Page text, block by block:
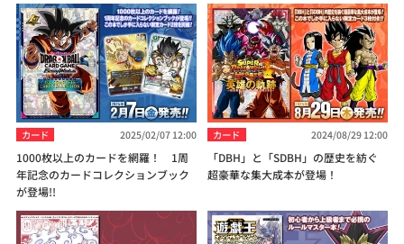
カード 2025/02/07 12:00
1000枚以上のカードを網羅！ 1周
年記念のカードコレクションブック
が登場!!
カード 2024/08/29 12:00
「DBH」と「SDBH」の歴史を紡ぐ
超豪華な集大成本が登場！